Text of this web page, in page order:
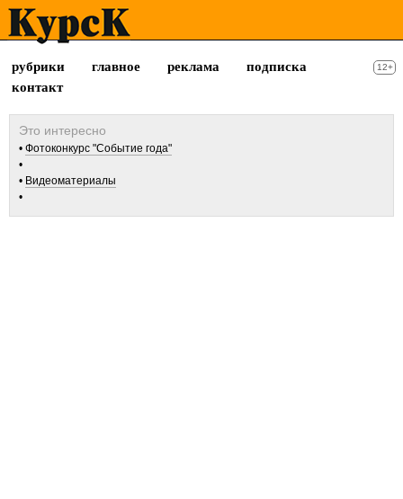
рубрики главное реклама
подписка
контакт
12+
Фотоконкурс "Событие года"
Видеоматериалы